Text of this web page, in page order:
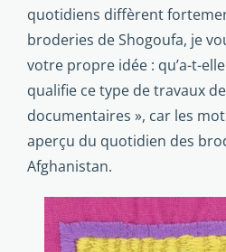
quotidiens diffèrent
broderies de Shogoufa, je
votre propre idée : qu’a-t-
qualifie ce type de travaux
documentaires », car les
aperçu du quotidien des
Afghanistan.